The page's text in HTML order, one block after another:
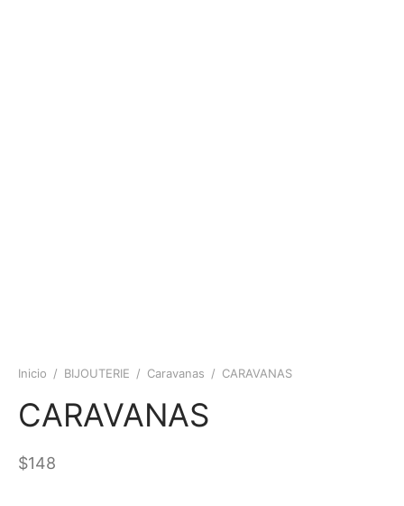
Inicio / BIJOUTERIE / Caravanas / CARAVANAS
CARAVANAS
$148